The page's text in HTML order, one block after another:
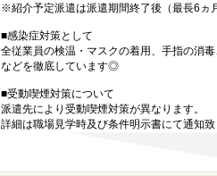
※紹介予定派遣は派遣期間終了後（最長6ヵ
■感染症対策として
全従業員の検温・マスクの着用、手指の消
などを徹底しています◎
■受動喫煙対策について
派遣先により受動喫煙対策が異なります。
詳細は職場見学時及び条件明示書にて通知致